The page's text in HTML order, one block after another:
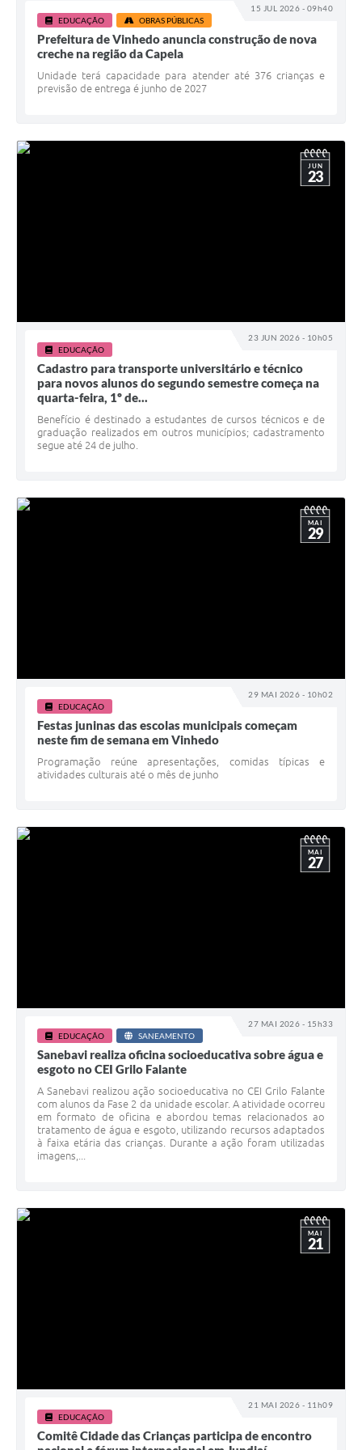
Arquivos para Download
Galeria de Vídeos
Legislação
15 JUL 2026 - 09h40
EDUCAÇÃO OBRAS PÚBLICAS
Prefeitura de Vinhedo anuncia construção de nova
creche na região da Capela
Unidade terá capacidade para atender até 376 crianças e
previsão de entrega é junho de 2027
23 JUN 2026 - 10h05
JUN
23
EDUCAÇÃO
Cadastro para transporte universitário e técnico
para novos alunos do segundo semestre começa na
quarta-feira, 1º de...
Benefício é destinado a estudantes de cursos técnicos e de
graduação realizados em outros municípios; cadastramento
segue até 24 de julho.
29 MAI 2026 - 10h02
MAI
29
EDUCAÇÃO
Festas juninas das escolas municipais começam
neste fim de semana em Vinhedo
Programação reúne apresentações, comidas típicas e
atividades culturais até o mês de junho
27 MAI 2026 - 15h33
MAI
27
EDUCAÇÃO SANEAMENTO
Sanebavi realiza oficina socioeducativa sobre água e
esgoto no CEI Grilo Falante
A Sanebavi realizou ação socioeducativa no CEI Grilo Falante
com alunos da Fase 2 da unidade escolar. A atividade ocorreu
em formato de oficina e abordou temas relacionados ao
tratamento de água e esgoto, utilizando recursos adaptados
à faixa etária das crianças. Durante a ação foram utilizadas
imagens,...
21 MAI 2026 - 11h09
MAI
21
EDUCAÇÃO
Comitê Cidade das Crianças participa de encontro